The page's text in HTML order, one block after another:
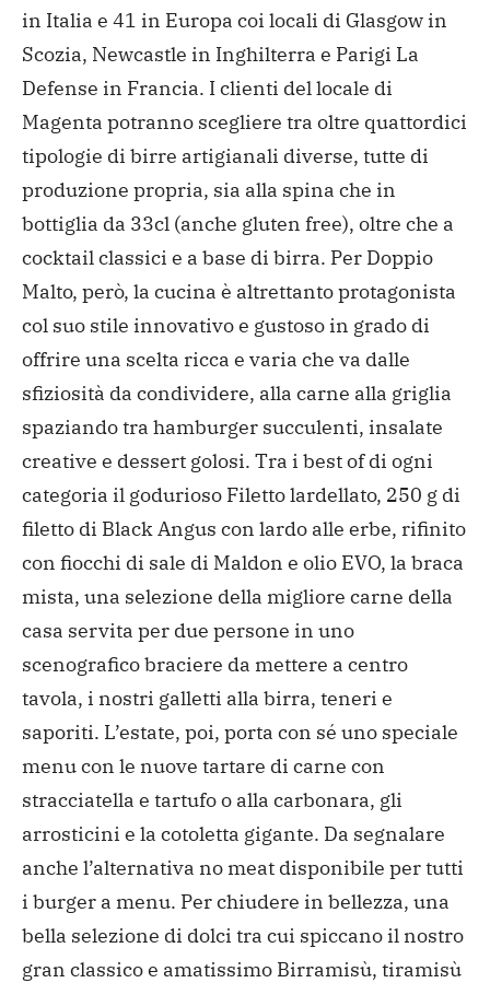
in Italia e 41 in Europa coi locali di Glasgow in
Scozia, Newcastle in Inghilterra e Parigi La
Defense in Francia. I clienti del locale di
Magenta potranno scegliere tra oltre quattordici
tipologie di birre artigianali diverse, tutte di
produzione propria, sia alla spina che in
bottiglia da 33cl (anche gluten free), oltre che a
cocktail classici e a base di birra. Per Doppio
Malto, però, la cucina è altrettanto protagonista
col suo stile innovativo e gustoso in grado di
offrire una scelta ricca e varia che va dalle
sfiziosità da condividere, alla carne alla griglia
spaziando tra hamburger succulenti, insalate
creative e dessert golosi. Tra i best of di ogni
categoria il godurioso Filetto lardellato, 250 g di
filetto di Black Angus con lardo alle erbe, rifinito
con fiocchi di sale di Maldon e olio EVO, la braca
mista, una selezione della migliore carne della
casa servita per due persone in uno
scenografico braciere da mettere a centro
tavola, i nostri galletti alla birra, teneri e
saporiti. L’estate, poi, porta con sé uno speciale
menu con le nuove tartare di carne con
stracciatella e tartufo o alla carbonara, gli
arrosticini e la cotoletta gigante. Da segnalare
anche l’alternativa no meat disponibile per tutti
i burger a menu. Per chiudere in bellezza, una
bella selezione di dolci tra cui spiccano il nostro
gran classico e amatissimo Birramisù, tiramisù